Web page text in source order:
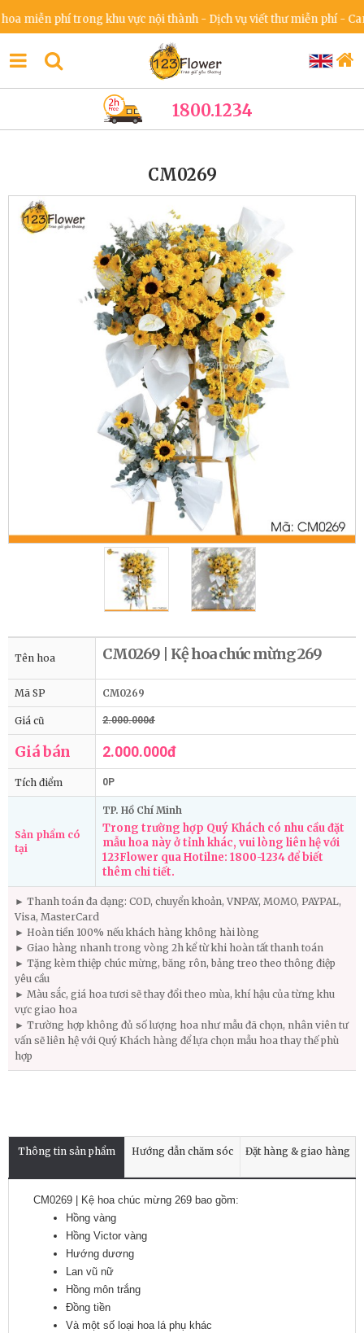
phí trong khu vực nội thành - Dịch vụ viết thư miễn phí - Cam
1800.1234
CM0269
Tên hoa ​CM0269 | Kệ hoa chúc mừng 269
Mã SP CM0269
Giá cũ 2.000.000đ
Giá bán 2.000.000đ
Tích điểm 0P
Sản phẩm có
tại
TP. Hồ Chí Minh
Trong trường hợp Quý Khách có nhu cầu đặt
mẫu hoa này ở tỉnh khác, vui lòng liên hệ với
123Flower qua Hotilne: 1800-1234 để biết
thêm chi tiết.
► Thanh toán đa dạng: COD, chuyển khoản, VNPAY, MOMO, PAYPAL,
Visa, MasterCard
► Hoàn tiền 100% nếu khách hàng không hài lòng
► Giao hàng nhanh trong vòng 2h kể từ khi hoàn tất thanh toán
► Tặng kèm thiệp chúc mừng, băng rôn, bảng treo theo thông điệp
yêu cầu
► Màu sắc, giá hoa tươi sẽ thay đổi theo mùa, khí hậu của từng khu
vực giao hoa
► Trường hợp không đủ số lượng hoa như mẫu đã chọn, nhân viên tư
vấn sẽ liên hệ với Quý Khách hàng để lựa chọn mẫu hoa thay thế phù
hợp
Thông tin sản phẩm Hướng dẫn chăm sóc Đặt hàng & giao hàng
CM0269 | Kệ hoa chúc mừng 269 bao gồm:
Hồng vàng
Hồng Victor vàng
Hướng dương
Lan vũ nữ
Hồng môn trắng
Đồng tiền
Và một số loại hoa lá phụ khác